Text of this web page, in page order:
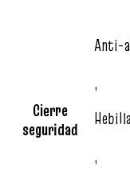
Cierre
seguridad
Anti-
,
,